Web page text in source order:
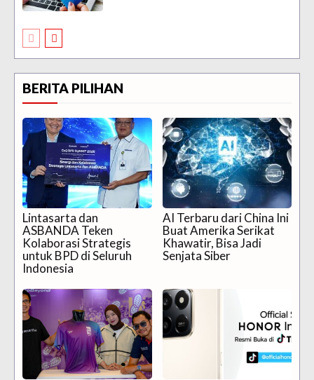
BERITA PILIHAN
Lintasarta dan
ASBANDA Teken
Kolaborasi Strategis
untuk BPD di Seluruh
Indonesia
AI Terbaru dari China Ini
Buat Amerika Serikat
Khawatir, Bisa Jadi
Senjata Siber